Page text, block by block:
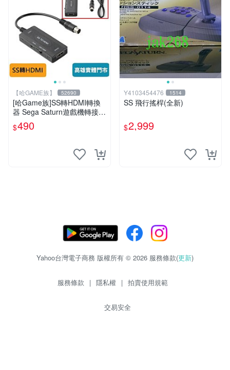
【哈GAME族】 52690
[哈Game族]SS轉HDMI轉換
器 Sega Saturn遊戲機轉接器
720P/1080P可切換 含5V電
源USB線
$490
Y4103454476 1514
SS 飛行搖桿(全新)
$2,999
Yahoo台灣電子商務 版權所有 © 2026 服務條款(更新)
服務條款 | 隱私權 | 拍賣使用規範
交易安全